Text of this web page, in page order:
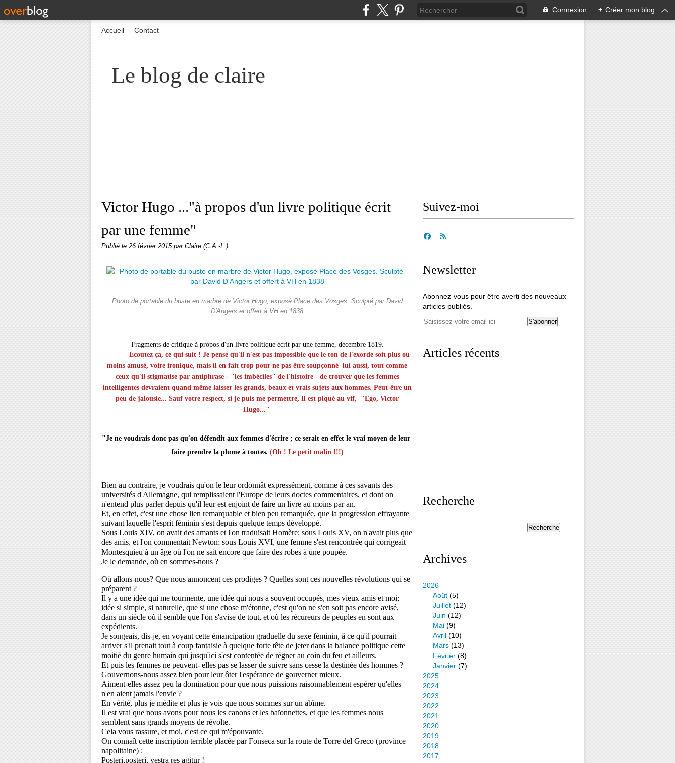
Connexion + Créer mon blog
Le blog de claire
Accueil Contact
Victor Hugo ..."à propos d'un livre politique écrit
par une femme"
Publié le 26 février 2015 par Claire (C.A.-L.)
Photo de portable du buste en marbre de Victor Hugo, exposé Place des Vosges. Sculpté par David
D'Angers et offert à VH en 1838
Fragments de critique à propos d'un livre politique écrit par une femme, décembre 1819.
Ecoutez ça, ce qui suit ! Je pense qu'il n'est pas impossible que le ton de l'exorde soit plus ou
moins amusé, voire ironique, mais il en fait trop pour ne pas être soupçonné lui aussi, tout comme
ceux qu'il stigmatise par antiphrase - "les imbéciles" de l'histoire - de trouver que les femmes
intelligentes devraient quand même laisser les grands, beaux et vrais sujets aux hommes. Peut-être un
peu de jalousie... Sauf votre respect, si je puis me permettre, Il est piqué au vif, "Ego, Victor
Hugo..."
"Je ne voudrais donc pas qu'on défendit aux femmes d'écrire ; ce serait en effet le vrai moyen de leur
faire prendre la plume à toutes. (Oh ! Le petit malin !!!)
Bien au contraire, je voudrais qu'on le leur ordonnât expressément, comme à ces savants des
universités d'Allemagne, qui remplissaient l'Europe de leurs doctes commentaires, et dont on
n'entend plus parler depuis qu'il leur est enjoint de faire un livre au moins par an.
Et, en effet, c'est une chose lien remarquable et bien peu remarquée, que la progression effrayante
suivant laquelle l'esprit féminin s'est depuis quelque temps développé.
Sous Louis XIV, on avait des amants et l'on traduisait Homère; sous Louis XV, on n'avait plus que
des amis, et l'on commentait Newton; sous Louis XVI, une femme s'est rencontrée qui corrigeait
Montesquieu à un âge où l'on ne sait encore que faire des robes à une poupée.
Je le demande, où en sommes-nous ?
Où allons-nous? Que nous annoncent ces prodiges ? Quelles sont ces nouvelles révolutions qui se
préparent ?
Il y a une idée qui me tourmente, une idée qui nous a souvent occupés, mes vieux amis et moi;
idée si simple, si naturelle, que si une chose m'étonne, c'est qu'on ne s'en soit pas encore avisé,
dans un siècle où il semble que l'on s'avise de tout, et où les récureurs de peuples en sont aux
expédients.
Je songeais, dis-je, en voyant cette émancipation graduelle du sexe féminin, â ce qu'il pourrait
arriver s'il prenait tout à coup fantaisie à quelque forte tête de jeter dans la balance politique cette
moitié du genre humain qui jusqu'ici s'est contentée de régner au coin du feu et ailleurs.
Gouvernons-nous assez bien pour leur ôter l'espérance de gouverner mieux.
Aiment-elles assez peu la domination pour que nous puissions raisonnablement espérer qu'elles
n'en aient jamais l'envie ?
En vérité, plus je médite et plus je vois que nous sommes sur un abîme.
Il est vrai que nous avons pour nous les canons et les baïonnettes, et que les femmes nous
semblent sans grands moyens de révolte.
Cela vous rassure, et moi, c'est ce qui m'épouvante.
On connaît cette inscription terrible placée par Fonseca sur la route de Torre del Greco (province
napolitaine) :
Posteri,posteri, vestra res agitur !
Suivez-moi
Newsletter
Abonnez-vous pour être averti des nouveaux
articles publiés.
Articles récents
Recherche
Archives
2026
Août (5)
Juillet (12)
Juin (12)
Mai (9)
Avril (10)
Mars (13)
Février (8)
Janvier (7)
2025
2024
2023
2022
2021
2020
2019
2018
2017